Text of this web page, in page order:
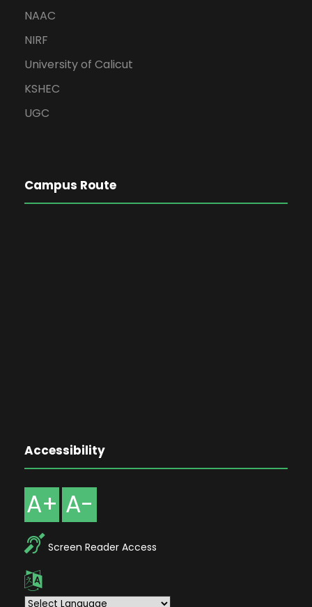
NAAC
NIRF
University of Calicut
KSHEC
UGC
Campus Route
Accessibility
A+ A-
Screen Reader Access